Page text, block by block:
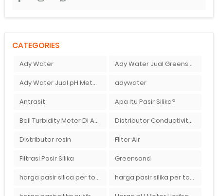
CATEGORIES
Ady Water Ady Water Jual Greensand plus
Ady Water Jual pH Meter Murah Bandung adywater
Antrasit Apa Itu Pasir Silika?
Beli Turbidity Meter Di Ady Water Distributor Conductivity Meter Di Surabaya
Distributor resin FIlter Air
Filtrasi Pasir Silika Greensand
harga pasir silica per ton per kg harga pasir silika per ton per kg